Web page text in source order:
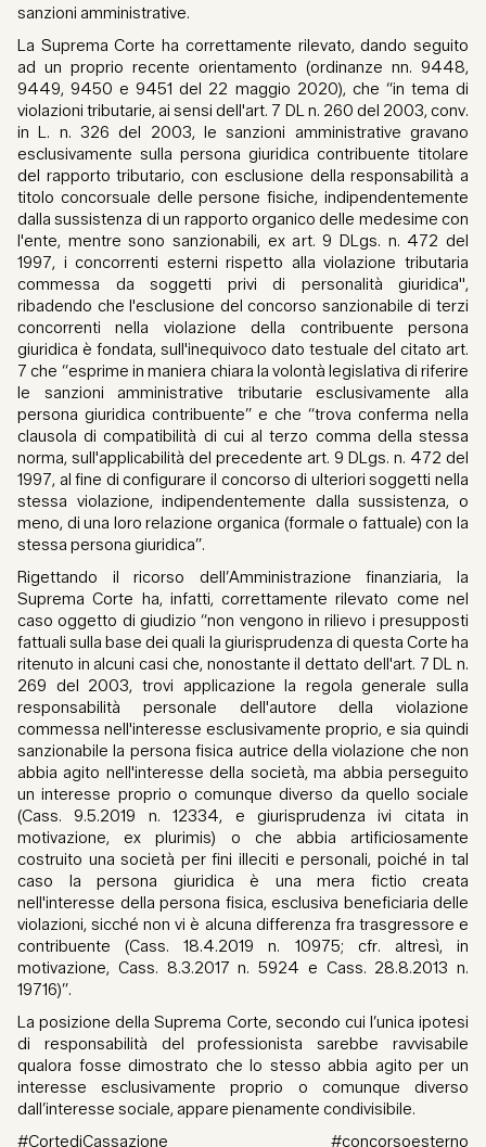
sanzioni amministrative.
La Suprema Corte ha correttamente rilevato, dando seguito
ad un proprio recente orientamento (ordinanze nn. 9448,
9449, 9450 e 9451 del 22 maggio 2020), che “in tema di
violazioni tributarie, ai sensi dell'art. 7 DL n. 260 del 2003, conv.
in L. n. 326 del 2003, le sanzioni amministrative gravano
esclusivamente sulla persona giuridica contribuente titolare
del rapporto tributario, con esclusione della responsabilità a
titolo concorsuale delle persone fisiche, indipendentemente
dalla sussistenza di un rapporto organico delle medesime con
l'ente, mentre sono sanzionabili, ex art. 9 DLgs. n. 472 del
1997, i concorrenti esterni rispetto alla violazione tributaria
commessa da soggetti privi di personalità giuridica",
ribadendo che l'esclusione del concorso sanzionabile di terzi
concorrenti nella violazione della contribuente persona
giuridica è fondata, sull'inequivoco dato testuale del citato art.
7 che “esprime in maniera chiara la volontà legislativa di riferire
le sanzioni amministrative tributarie esclusivamente alla
persona giuridica contribuente” e che “trova conferma nella
clausola di compatibilità di cui al terzo comma della stessa
norma, sull'applicabilità del precedente art. 9 DLgs. n. 472 del
1997, al fine di configurare il concorso di ulteriori soggetti nella
stessa violazione, indipendentemente dalla sussistenza, o
meno, di una loro relazione organica (formale o fattuale) con la
stessa persona giuridica”.
Rigettando il ricorso dell’Amministrazione finanziaria, la
Suprema Corte ha, infatti, correttamente rilevato come nel
caso oggetto di giudizio “non vengono in rilievo i presupposti
fattuali sulla base dei quali la giurisprudenza di questa Corte ha
ritenuto in alcuni casi che, nonostante il dettato dell'art. 7 DL n.
269 del 2003, trovi applicazione la regola generale sulla
responsabilità personale dell'autore della violazione
commessa nell'interesse esclusivamente proprio, e sia quindi
sanzionabile la persona fisica autrice della violazione che non
abbia agito nell'interesse della società, ma abbia perseguito
un interesse proprio o comunque diverso da quello sociale
(Cass. 9.5.2019 n. 12334, e giurisprudenza ivi citata in
motivazione, ex plurimis) o che abbia artificiosamente
costruito una società per fini illeciti e personali, poiché in tal
caso la persona giuridica è una mera fictio creata
nell'interesse della persona fisica, esclusiva beneficiaria delle
violazioni, sicché non vi è alcuna differenza fra trasgressore e
contribuente (Cass. 18.4.2019 n. 10975; cfr. altresì, in
motivazione, Cass. 8.3.2017 n. 5924 e Cass. 28.8.2013 n.
19716)”.
La posizione della Suprema Corte, secondo cui l’unica ipotesi
di responsabilità del professionista sarebbe ravvisabile
qualora fosse dimostrato che lo stesso abbia agito per un
interesse esclusivamente proprio o comunque diverso
dall’interesse sociale, appare pienamente condivisibile.
#CortediCassazione #concorsoesterno